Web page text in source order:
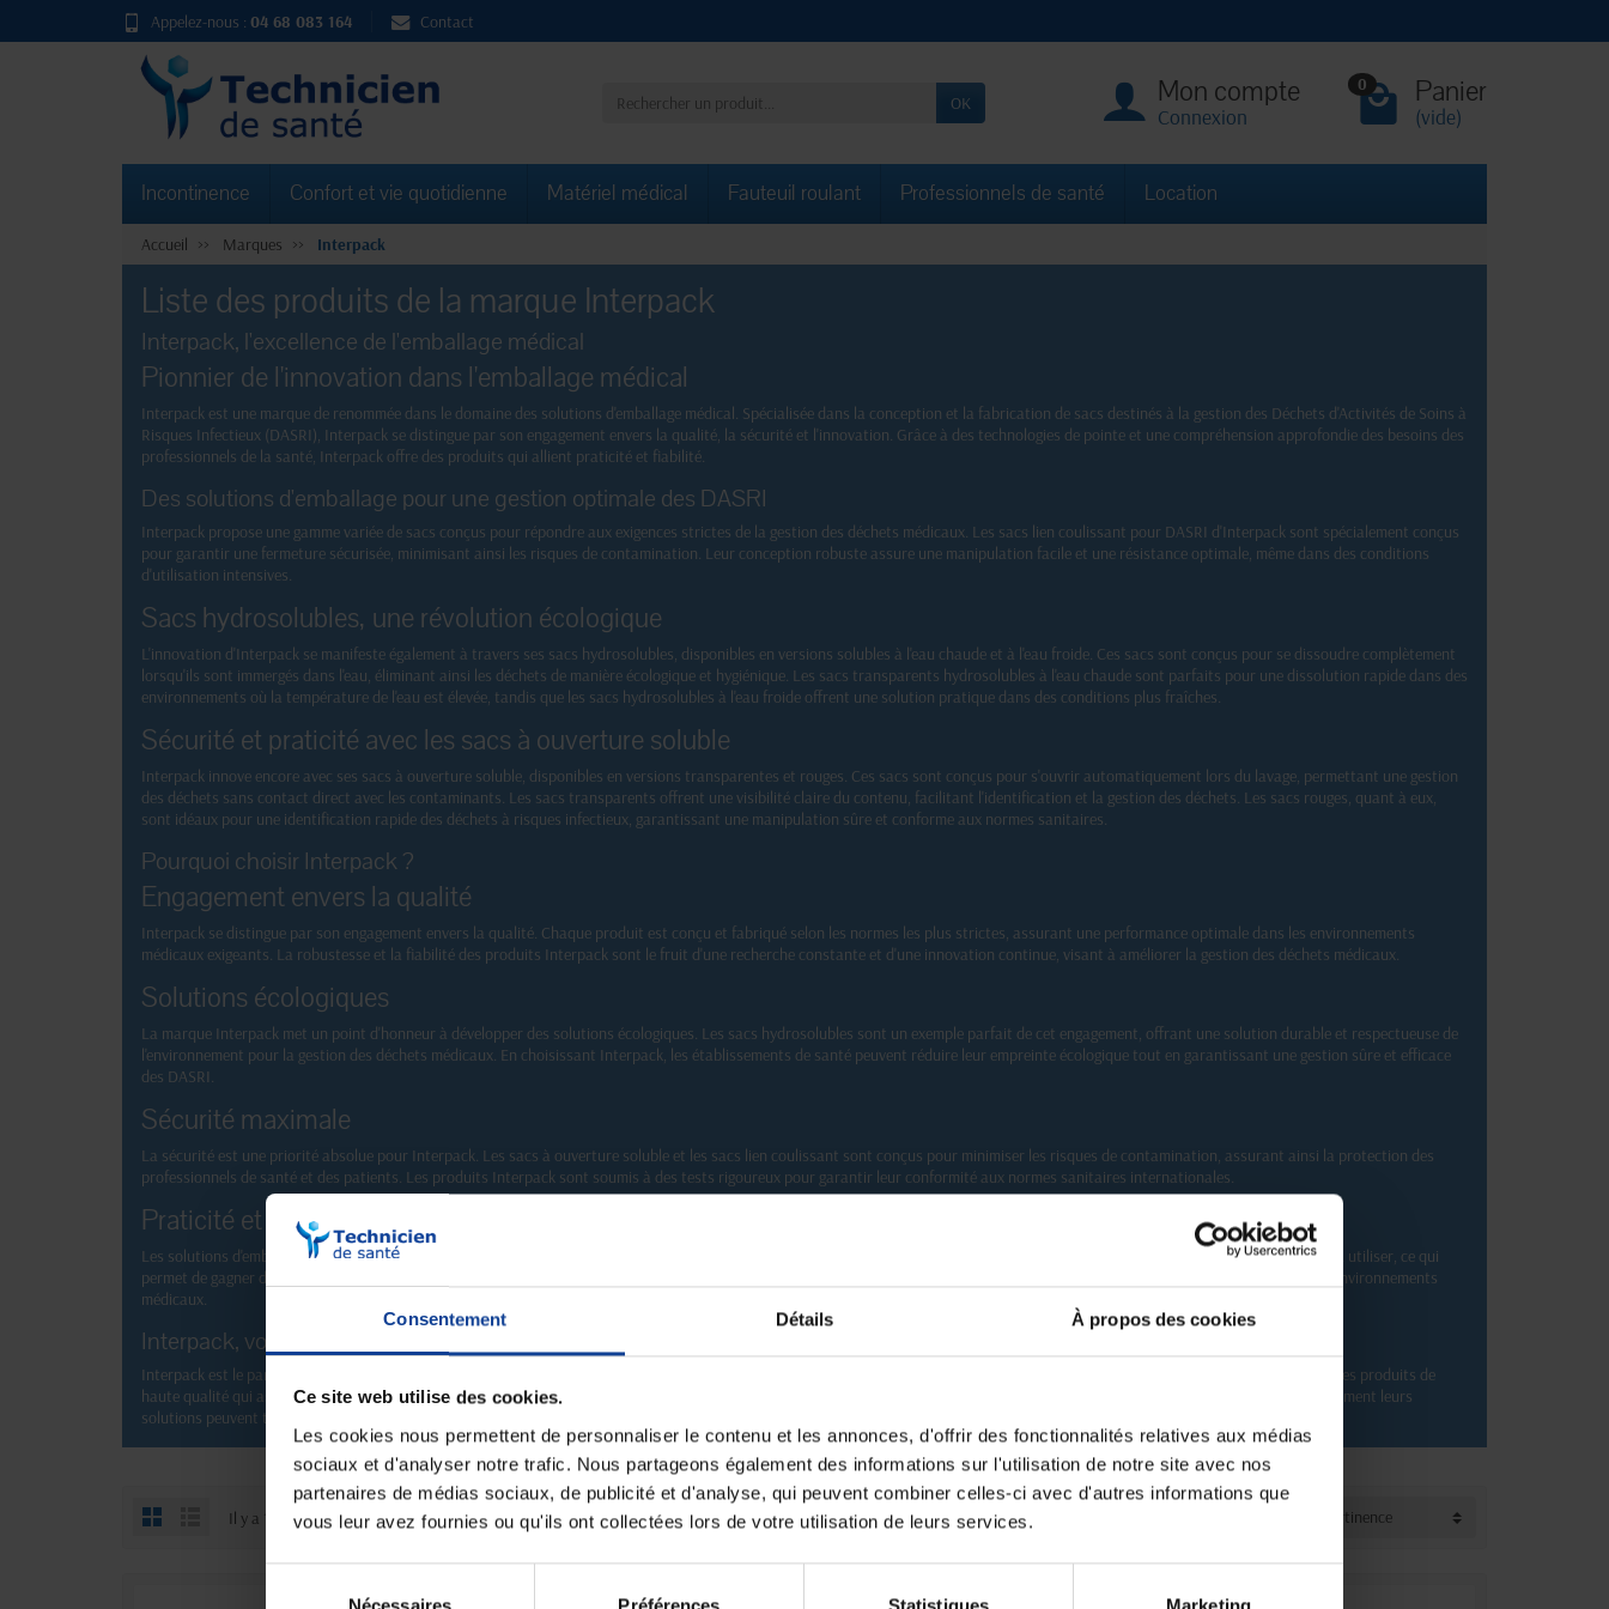
Consentement Détails À propos des cookies
Ce site web utilise des cookies.
Les cookies nous permettent de personnaliser le contenu et les annonces, d'offrir des fonctionnalités relatives aux médias
sociaux et d'analyser notre trafic. Nous partageons également des informations sur l'utilisation de notre site avec nos
partenaires de médias sociaux, de publicité et d'analyse, qui peuvent combiner celles-ci avec d'autres informations que
vous leur avez fournies ou qu'ils ont collectées lors de votre utilisation de leurs services.
Appelez-nous : 04 68 083 164 Contact
OK Mon compte
Connexion
0 Panier
(vide)
Incontinence Confort et vie quotidienne Matériel médical Fauteuil roulant Professionnels de santé Location
Accueil Marques Interpack
Liste des produits de la marque Interpack
Interpack, l'excellence de l'emballage médical
Pionnier de l'innovation dans l'emballage médical
Interpack est une marque de renommée dans le domaine des solutions d'emballage médical. Spécialisée dans la conception et la fabrication de sacs destinés à la gestion des Déchets d'Activités de Soins à
Risques Infectieux (DASRI), Interpack se distingue par son engagement envers la qualité, la sécurité et l'innovation. Grâce à des technologies de pointe et une compréhension approfondie des besoins des
professionnels de la santé, Interpack offre des produits qui allient praticité et fiabilité.
Des solutions d'emballage pour une gestion optimale des DASRI
Interpack propose une gamme variée de sacs conçus pour répondre aux exigences strictes de la gestion des déchets médicaux. Les sacs lien coulissant pour DASRI d'Interpack sont spécialement conçus
pour garantir une fermeture sécurisée, minimisant ainsi les risques de contamination. Leur conception robuste assure une manipulation facile et une résistance optimale, même dans des conditions
d'utilisation intensives.
Sacs hydrosolubles, une révolution écologique
L'innovation d'Interpack se manifeste également à travers ses sacs hydrosolubles, disponibles en versions solubles à l'eau chaude et à l'eau froide. Ces sacs sont conçus pour se dissoudre complètement
lorsqu'ils sont immergés dans l'eau, éliminant ainsi les déchets de manière écologique et hygiénique. Les sacs transparents hydrosolubles à l'eau chaude sont parfaits pour une dissolution rapide dans des
environnements où la température de l'eau est élevée, tandis que les sacs hydrosolubles à l'eau froide offrent une solution pratique dans des conditions plus fraîches.
Sécurité et praticité avec les sacs à ouverture soluble
Interpack innove encore avec ses sacs à ouverture soluble, disponibles en versions transparentes et rouges. Ces sacs sont conçus pour s'ouvrir automatiquement lors du lavage, permettant une gestion
des déchets sans contact direct avec les contaminants. Les sacs transparents offrent une visibilité claire du contenu, facilitant l'identification et la gestion des déchets. Les sacs rouges, quant à eux,
sont idéaux pour une identification rapide des déchets à risques infectieux, garantissant une manipulation sûre et conforme aux normes sanitaires.
Pourquoi choisir Interpack ?
Engagement envers la qualité
Interpack se distingue par son engagement envers la qualité. Chaque produit est conçu et fabriqué selon les normes les plus strictes, assurant une performance optimale dans les environnements
médicaux exigeants. La robustesse et la fiabilité des produits Interpack sont le fruit d'une recherche constante et d'une innovation continue, visant à améliorer la gestion des déchets médicaux.
Solutions écologiques
La marque Interpack met un point d'honneur à développer des solutions écologiques. Les sacs hydrosolubles sont un exemple parfait de cet engagement, offrant une solution durable et respectueuse de
l'environnement pour la gestion des déchets médicaux. En choisissant Interpack, les établissements de santé peuvent réduire leur empreinte écologique tout en garantissant une gestion sûre et efficace
des DASRI.
Sécurité maximale
La sécurité est une priorité absolue pour Interpack. Les sacs à ouverture soluble et les sacs lien coulissant sont conçus pour minimiser les risques de contamination, assurant ainsi la protection des
professionnels de santé et des patients. Les produits Interpack sont soumis à des tests rigoureux pour garantir leur conformité aux normes sanitaires internationales.
Praticité et efficacité
Les solutions d'emballage d'Interpack sont conçues pour offrir une praticité maximale. Les sacs lien coulissant, les sacs hydrosolubles et les sacs à ouverture soluble sont tous faciles à utiliser, ce qui
permet de gagner du temps et de l'efficacité dans la gestion des déchets médicaux. Leur conception intuitive et leur fonctionnalité optimisée en font des outils indispensables dans les environnements
médicaux.
Interpack, votre partenaire en emballage médical
Interpack est le partenaire idéal pour tous vos besoins en matière d'emballage médical. Avec une gamme complète de solutions innovantes et écologiques, Interpack s'engage à fournir des produits de
haute qualité qui assurent la sécurité et l'efficacité dans la gestion des déchets médicaux. Faites confiance à Interpack pour répondre à vos exigences les plus strictes et découvrez comment leurs
solutions peuvent transformer votre pratique de la gestion des DASRI.
Il y a 10 produits. Pertinence